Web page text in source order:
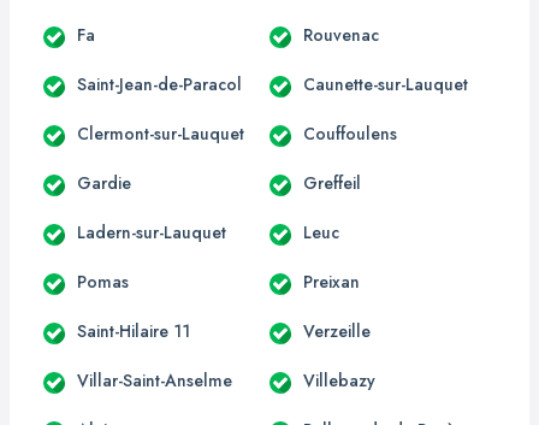
Fa Rouvenac
Saint-Jean-de-Paracol Caunette-sur-Lauquet
Clermont-sur-Lauquet Couffoulens
Gardie Greffeil
Ladern-sur-Lauquet Leuc
Pomas Preixan
Saint-Hilaire 11 Verzeille
Villar-Saint-Anselme Villebazy